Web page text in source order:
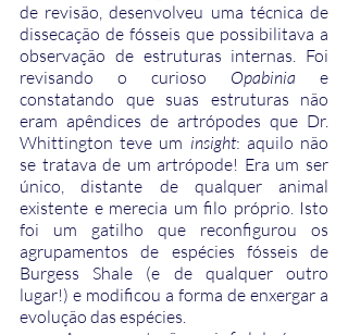
de revisão, desenvolveu uma técnica de
dissecação de fósseis que possibilitava a
observação de estruturas internas. Foi
revisando o curioso Opabinia e
constatando que suas estruturas não
eram apêndices de artrópodes que Dr.
Whittington teve um insight: aquilo não
se tratava de um artrópode! Era um ser
único, distante de qualquer animal
existente e merecia um filo próprio. Isto
foi um gatilho que reconfigurou os
agrupamentos de espécies fósseis de
Burgess Shale (e de qualquer outro
lugar!) e modificou a forma de enxergar a
evolução das espécies.